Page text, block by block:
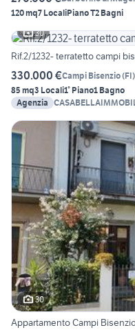
120 mq7 LocaliPiano T2 Bagni
30
Rif.2/1232- terratetto campi
330.000 €Campi Bisenzio(FI)
85 mq3 Locali1° Piano1 Bagno
Agenzia
30
Appartamento Campi